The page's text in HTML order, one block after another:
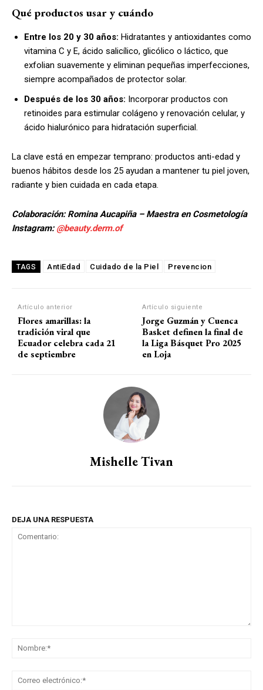
Qué productos usar y cuándo
Entre los 20 y 30 años: Hidratantes y antioxidantes como
vitamina C y E, ácido salicílico, glicólico o láctico, que
exfolian suavemente y eliminan pequeñas imperfecciones,
siempre acompañados de protector solar.
Después de los 30 años: Incorporar productos con
retinoides para estimular colágeno y renovación celular, y
ácido hialurónico para hidratación superficial.
La clave está en empezar temprano: productos anti-edad y
buenos hábitos desde los 25 ayudan a mantener tu piel joven,
radiante y bien cuidada en cada etapa.
Colaboración: Romina Aucapiña – Maestra en Cosmetología
Instagram: @beauty.derm.of
TAGS AntiEdad Cuidado de la Piel Prevencion
Artículo anterior
Flores amarillas: la
tradición viral que
Ecuador celebra cada 21
de septiembre
Artículo siguiente
Jorge Guzmán y Cuenca
Basket definen la final de
la Liga Básquet Pro 2025
en Loja
Mishelle Tivan
DEJA UNA RESPUESTA